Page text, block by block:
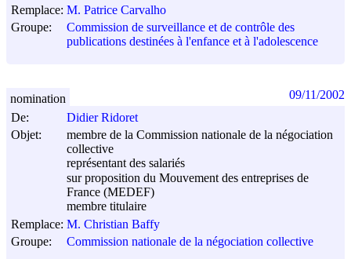
Remplace: M. Patrice Carvalho
Groupe:
Commission de surveillance et de contrôle des
publications destinées à l'enfance et à l'adolescence
De:
Didier Ridoret
Objet:
membre de la Commission nationale de la négociation
collective
représentant des salariés
sur proposition du Mouvement des entreprises de
France (MEDEF)
membre titulaire
Remplace: M. Christian Baffy
Groupe:
Commission nationale de la négociation collective
nomination 09/11/2002